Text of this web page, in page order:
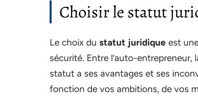
Choisir le statut
Le choix du statut juridique est
sécurité. Entre l’auto-
statut a ses avantages et ses
fonction de vos ambitions, de vos